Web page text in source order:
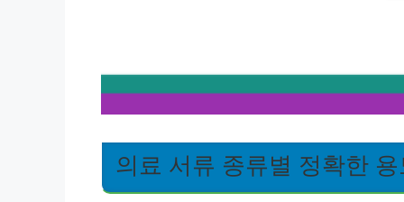
의료 서류 종류별 정확한